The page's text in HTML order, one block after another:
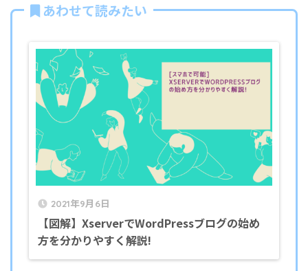
あわせて読みたい
2021年9月6日
【図解】XserverでWordPressブログの始め
方を分かりやすく解説!